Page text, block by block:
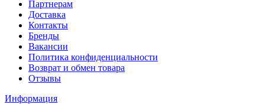
Партнерам
Доставка
Контакты
Бренды
Вакансии
Политика конфиденциальности
Возврат и обмен товара
Отзывы
Информация